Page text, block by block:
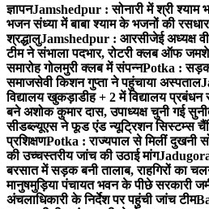
ज्ञापनJamshedpur : सोनारी में श्री श्याम
भजन संध्या में बाबा श्याम के भजनों की
श्रद्धालुJamshedpur : आरसीजेई अध्यक्ष
टीम ने संभाला पदभार, रोटरी क्लब ऑफ
समारोह गोलमुरी क्लब में संपन्नPotka : सड़क
समाजसेवी किशन गुप्ता ने पहुंचाया अस्पताल
विद्यालय खुकड़ाडीह + 2 में विद्यालय
बने अशोक कुमार दास, उपाध्यक्ष चुनी गई
सीडब्ल्यूएस ने फूड एंड न्यूट्रिशन सिस्टम्स
प्रशिक्षणPotka : राज्यपाल से मिलीं दुखनी
की उच्चस्तरीय जांच की उठाई मांग
बरसात में सड़क बनी तालाब, राहगिरों का
मानुषमुड़िया पंचायत भवन के पीछे सरकारी
अंचलाधिकारी के निर्देश पर पहुंची जांच टीम